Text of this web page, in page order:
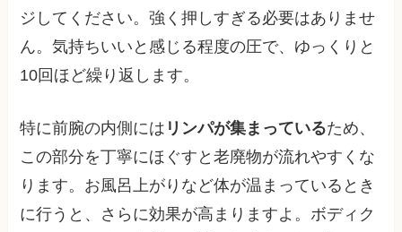
ジしてください。強く押しすぎる必要はありませ
ん。気持ちいいと感じる程度の圧で、ゆっくりと
10回ほど繰り返します。
特に前腕の内側には リンパが集まっているため、
この部分を丁寧にほぐすと老廃物が流れやすくな
ります。お風呂上がりなど体が温まっているとき
に行うと、さらに効果が高まりますよ。ボディク